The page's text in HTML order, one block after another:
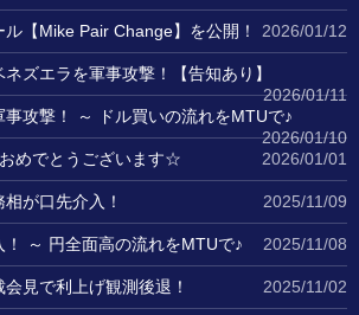
【Mike Pair Change】を公開！ 2026/01/12
ネズエラを軍事攻撃！【告知あり】
2026/01/11
攻撃！ ～ ドル買いの流れをMTUで♪
2026/01/10
めでとうございます☆
2026/01/01
相が口先介入！ 2025/11/09
！ ～ 円全面高の流れをMTUで♪ 2025/11/08
会見で利上げ観測後退！ 2025/11/02